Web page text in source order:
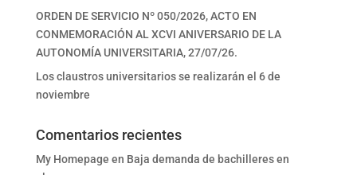
ORDEN DE SERVICIO Nº 050/2026, ACTO EN
CONMEMORACIÓN AL XCVI ANIVERSARIO DE LA
AUTONOMÍA UNIVERSITARIA, 27/07/26.
Los claustros universitarios se realizarán el 6 de
noviembre
Comentarios recientes
My Homepage en Baja demanda de bachilleres en